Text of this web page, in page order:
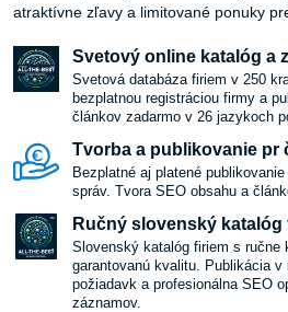
atraktívne zľavy a limitované ponuky
Svetový online katalóg a
Svetová databáza firiem v 250
bezplatnou registráciou firmy a
článkov zadarmo v 26 jazykoch
Tvorba a publikovanie pr
Bezplatné aj platené
správ. Tvora SEO obsahu a
Ručný slovenský katalóg
Slovenský katalóg firiem s ručne
garantovanú kvalitu. Publikácia
požiadavk a profesionálna SEO
záznamov.